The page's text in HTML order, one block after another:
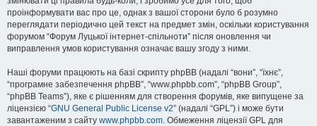
проінформувати вас про це, однак з вашої сторони було б розумно
переглядати періодично цей текст на предмет змін, оскільки користування
форумом “Форум Луцької інтернет-спільноти” після оновлення чи
виправлення умов користування означає вашу згоду з ними.
Наші форуми працюють на базі скрипту phpBB (надалі “вони”, “їхнє”,
“програмне забезпечення phpBB”, “www.phpbb.com”, “phpBB Group”,
“phpBB Teams”), яке є рішенням для створення форумів, яке випущене за
ліцензією “GNU General Public License v2” (надалі “GPL”) і може бути
завантаженим з сайту www.phpbb.com. Обмеження ліцензії GPL для